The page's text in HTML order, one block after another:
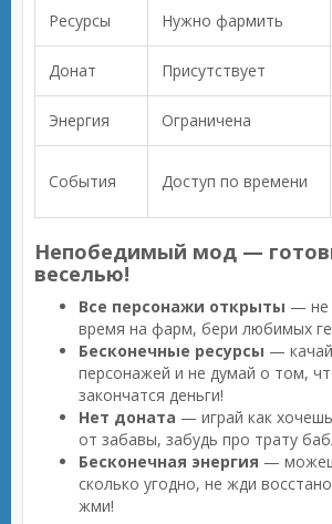
Ресурсы Нужно фармить
Донат Присутствует
Энергия Ограничена
События Доступ по времени
Непобедимый мод —
веселью!
Все персонажи открыты — не
время на фарм, бери любимых
Бесконечные ресурсы —
персонажей и не думай о том,
закончатся деньги!
Нет доната — играй как
от забавы, забудь про трату
Бесконечная энергия —
сколько угодно, не жди
жми!